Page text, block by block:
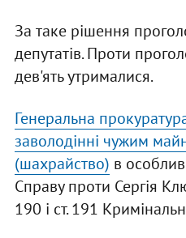
За таке рішення
депутатів. Проти
дев'ять утрималися.
Генеральна
заволодінні чужим
(шахрайство) в
Справу проти Сергія
190 і ст. 191